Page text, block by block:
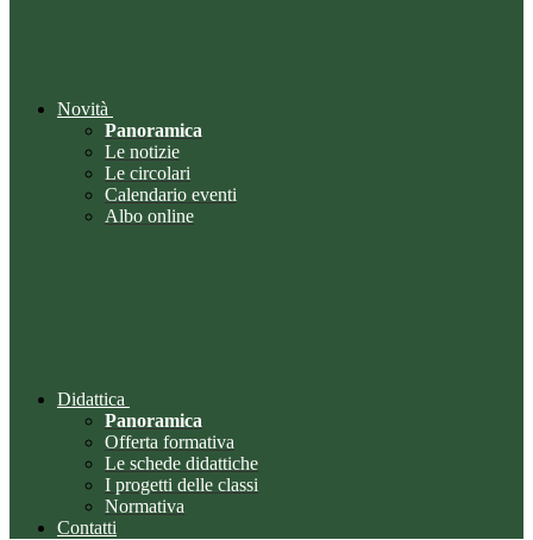
Novità
Panoramica
Le notizie
Le circolari
Calendario eventi
Albo online
Didattica
Panoramica
Offerta formativa
Le schede didattiche
I progetti delle classi
Normativa
Contatti